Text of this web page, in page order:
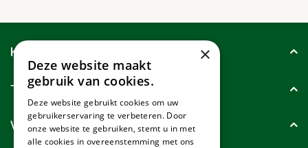
Klantenservice
Tuincollectie
Wie zijn wij?
×
Deze website maakt
gebruik van cookies.
Deze website gebruikt cookies om uw
gebruikerservaring te verbeteren. Door
onze website te gebruiken, stemt u in met
alle cookies in overeenstemming met ons